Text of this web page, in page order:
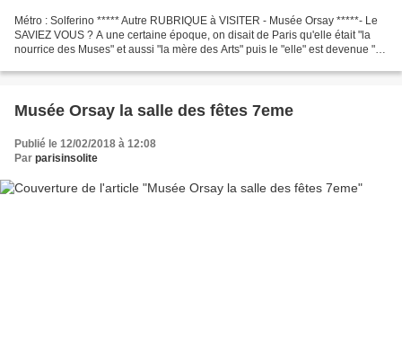
Métro : Solferino ***** Autre RUBRIQUE à VISITER - Musée Orsay *****- Le
SAVIEZ VOUS ? A une certaine époque, on disait de Paris qu'elle était "la
nourrice des Muses" et aussi "la mère des Arts" puis le "elle" est devenue "il"
Musée Orsay la salle des fêtes 7eme
Publié le 12/02/2018 à 12:08
Par parisinsolite